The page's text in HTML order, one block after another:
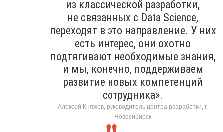
из классической разработки,
не связанных с Data Science,
переходят в это направление. У них
есть интерес, они охотно
подтягивают необходимые знания,
и мы, конечно, поддерживаем
развитие новых компетенций
сотрудника».
Алексей Княжев, руководитель центра разработки, г.
Новосибирск